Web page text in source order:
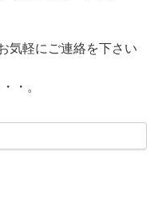
気軽にご連絡を下さい
・。